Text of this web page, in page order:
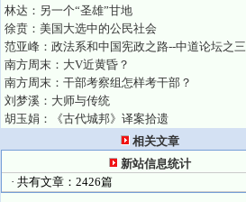
林达：另一个“圣雄”甘地
徐贲：美国大选中的公民社会
范亚峰：政法系和中国宪政之路--中道论坛之三
南方周末：大V近黄昏？
南方周末：干部考察组怎样考干部？
刘梦溪：大师与传统
胡玉娟：《古代城邦》译案拾遗
相关文章
新站信息统计
· 共有文章：2426篇